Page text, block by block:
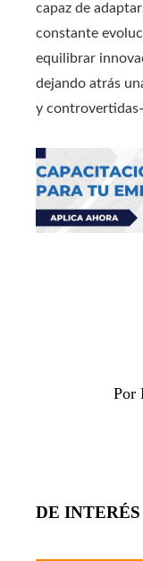
capaz de
constante
equilibrar
dejando atrás
y
Por
DE INTERÉS